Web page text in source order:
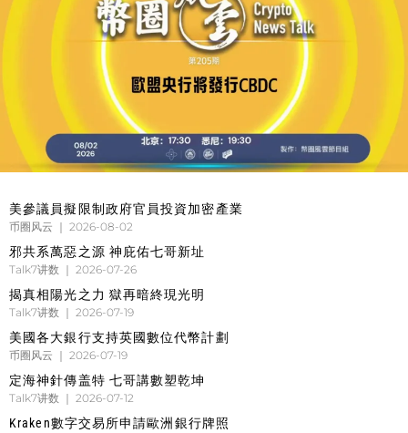
美參議員擬限制政府官員投資加密產業
币圈风云 2026-08-02
邪共系萬惡之源 神庇佑七哥新址
Talk7讲数 2026-07-26
揭真相陽光之力 獄再暗終現光明
Talk7讲数 2026-07-19
美國各大銀行支持英國數位代幣計劃
币圈风云 2026-07-19
定海神針傳盖特 七哥講數塑乾坤
Talk7讲数 2026-07-12
Kraken數字交易所申請歐洲銀行牌照